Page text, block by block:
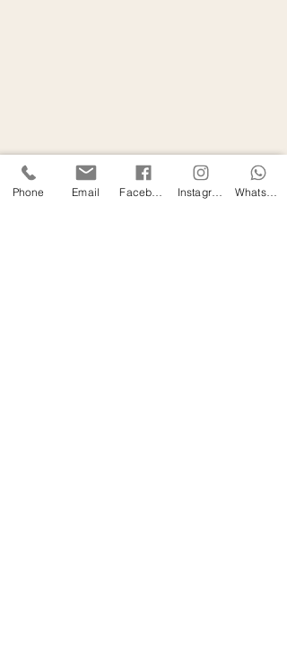
Phone Email WhatsApp